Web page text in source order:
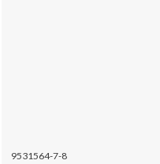
9531564-7-8